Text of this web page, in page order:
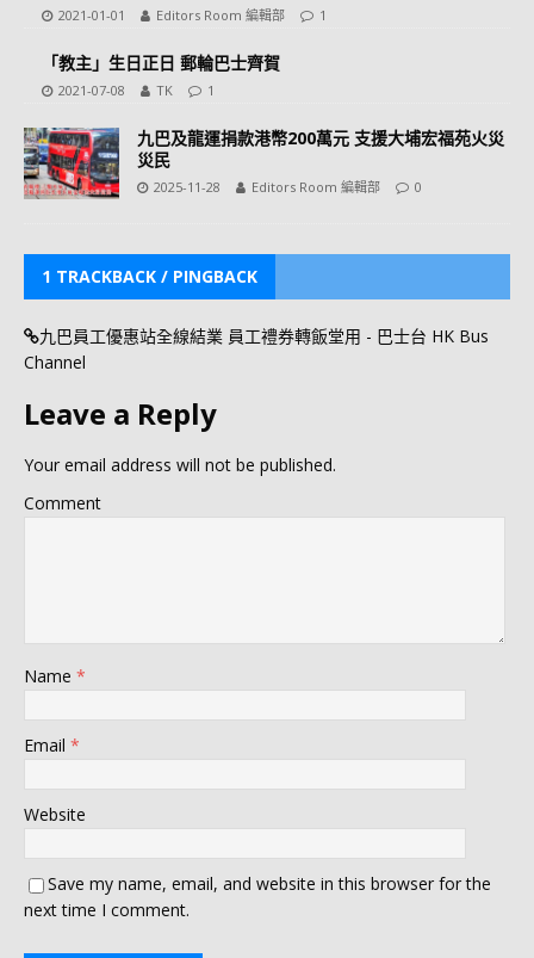
2021-01-01 Editors Room 編輯部 1
「教主」生日正日 郵輪巴士齊賀
2021-07-08 TK 1
九巴及龍運捐款港幣200萬元 支援大埔宏福苑火災
災民
2025-11-28 Editors Room 編輯部 0
1 TRACKBACK / PINGBACK
九巴員工優惠站全線結業 員工禮券轉飯堂用 - 巴士台 HK Bus
Channel
Leave a Reply
Your email address will not be published.
Comment
Name *
Email *
Website
Save my name, email, and website in this browser for the
next time I comment.